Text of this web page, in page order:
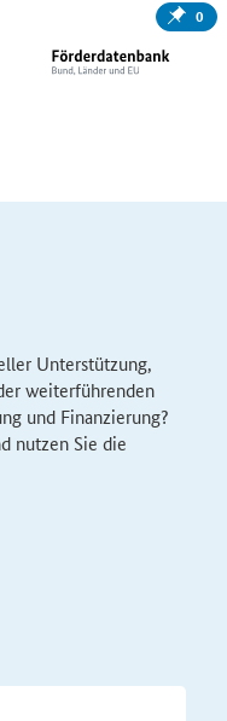
0
Unterstützung,
weiterführenden
und Finanzierung?
nutzen Sie die